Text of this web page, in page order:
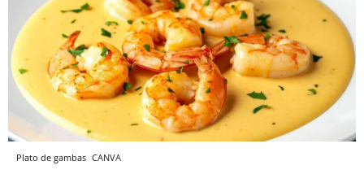
Plato de gambas CANVA